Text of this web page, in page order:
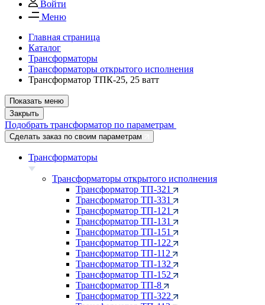
Войти
Меню
Главная страница
Каталог
Трансформаторы
Трансформаторы открытого исполнения
Трансформатор ТПК-25, 25 ватт
Показать меню
Закрыть
Подобрать трансформатор по параметрам
Сделать заказ по своим параметрам
Трансформаторы
Трансформаторы открытого исполнения
Трансформатор ТП-321
Трансформатор ТП-331
Трансформатор ТП-121
Трансформатор ТП-131
Трансформатор ТП-151
Трансформатор ТП-122
Трансформатор ТП-112
Трансформатор ТП-132
Трансформатор ТП-152
Трансформатор ТП-8
Трансформатор ТП-322